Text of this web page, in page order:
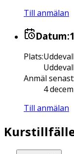
Till anmälan
Datum:
Plats:
Anmäl senast:
4
Till anmälan